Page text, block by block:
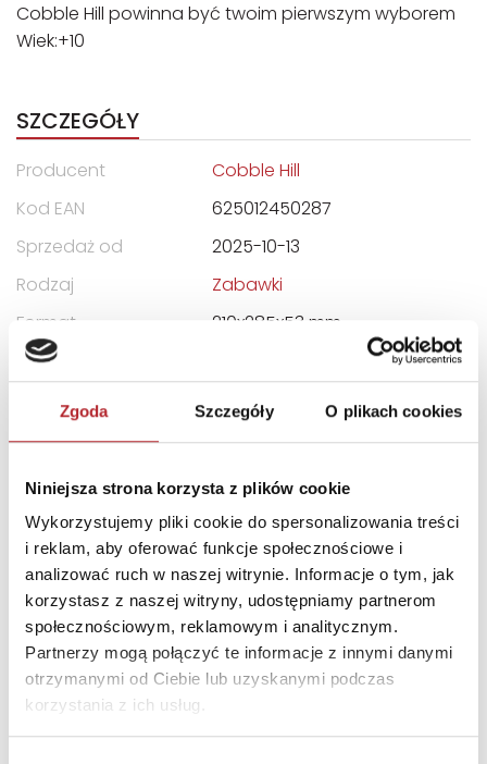
Zgoda Szczegóły O plikach cookies
Niniejsza strona korzysta z plików cookie
Wykorzystujemy pliki cookie do spersonalizowania treści
i reklam, aby oferować funkcje społecznościowe i
analizować ruch w naszej witrynie. Informacje o tym, jak
korzystasz z naszej witryny, udostępniamy partnerom
społecznościowym, reklamowym i analitycznym.
Partnerzy mogą połączyć te informacje z innymi danymi
otrzymanymi od Ciebie lub uzyskanymi podczas
korzystania z ich usług.
Cobble Hill powinna być twoim pierwszym wyborem
Wiek:+10
SZCZEGÓŁY
Producent
Cobble Hill
Kod EAN
625012450287
Sprzedaż od
2025-10-13
Rodzaj
Zabawki
Format
210x285x53 mm
Kategoria wiekowa
Kraj produkcji
Zwrot towaru
Brak prawa zwrotu
DANE OSOBY ODPOWIEDZIALNEJ
Nazwa
G3 SPÓŁKA Z
OGRANICZONĄ
ODPOWIEDZIALNOŚCIĄ
SPÓŁKA KOMANDYTOWA
Ulica
ul. Spółdzielców 18A